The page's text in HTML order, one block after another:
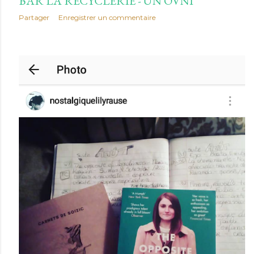
Partager Enregistrer un commentaire